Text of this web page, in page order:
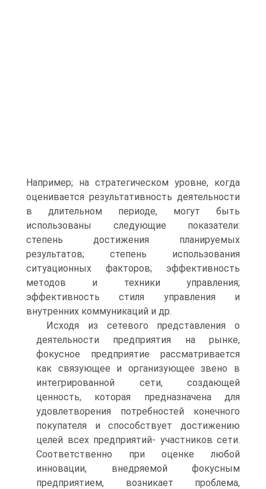
Например; на стратегическом уровне, когда
оценивается результативность деятельности
в длительном периоде, могут быть
использованы следующие показатели:
степень достижения планируемых
результатов; степень использования
ситуационных факторов; эффективность
методов и техники управления;
эффективность стиля управления и
внутренних коммуникаций и др.
Исходя из сетевого представления о
деятельности предприятия на рынке,
фокусное предприятие рассматривается
как связующее и организующее звено в
интегрированной сети, создающей
ценность, которая предназначена для
удовлетворения потребностей конечного
покупателя и способствует достижению
целей всех предприятий- участников сети.
Соответственно при оценке любой
инновации, внедряемой фокусным
предприятием, возникает проблема,